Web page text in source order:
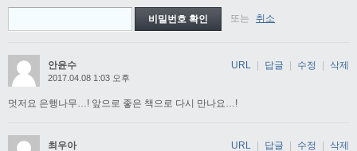
또는 취소
안윤수
2017.04.08 1:03 오후
멋저요 은행나무…! 앞으로 좋은 책으로 다시 만나요…!
URL | 답글 | 수정 | 삭제
최우아 URL | 답글 | 수정 | 삭제